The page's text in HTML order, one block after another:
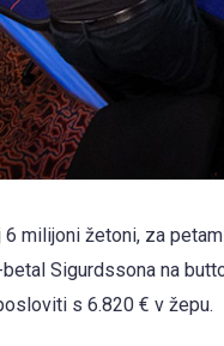
milijoni žetoni, za
Sigurdssona na
s 6.820 € v žepu.